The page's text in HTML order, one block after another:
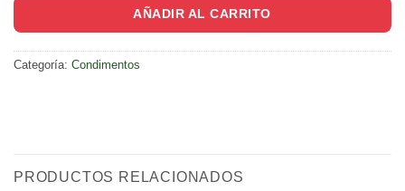
AÑADIR AL CARRITO
Categoría: Condimentos
PRODUCTOS RELACIONADOS